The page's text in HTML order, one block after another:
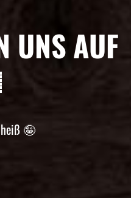
UNS AUF
🤪